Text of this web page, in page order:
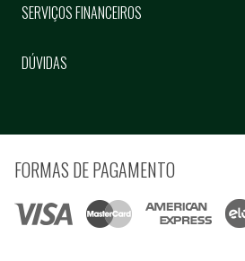
SERVIÇOS FINANCEIROS
DÚVIDAS
FORMAS DE PAGAMENTO